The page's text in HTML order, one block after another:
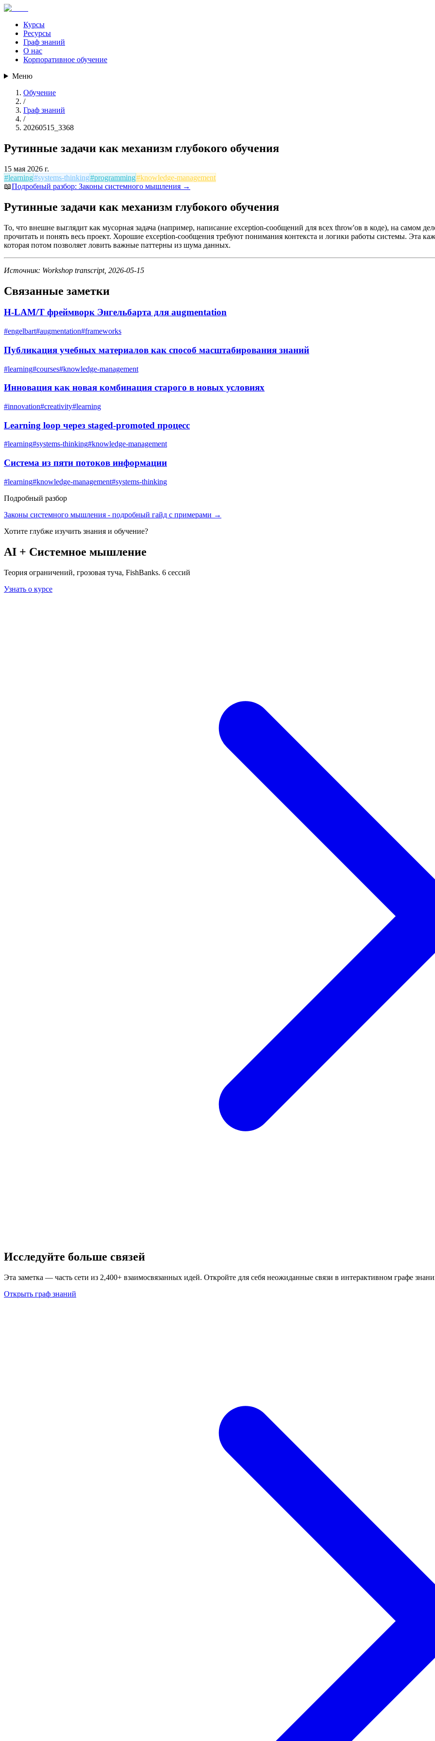
Курсы
Ресурсы
Граф знаний
О нас
Корпоративное обучение
Меню
Обучение
/
Граф знаний
/
20260515_3368
Рутинные задачи как механизм глубокого обучения
15 мая 2026 г.
#learning#systems-thinking#programming#knowledge-management
📖Подробный разбор: Законы системного мышления →
Рутинные задачи как механизм глубокого обучения
То, что внешне выглядит как мусорная задача (например, написание exception-сообщений для всех throw'ов в коде), на самом
прочитать и понять весь проект. Хорошие exception-сообщения требуют понимания контекста и логики работы системы. Эта
которая потом позволяет ловить важные паттерны из шума данных.
Источник: Workshop transcript, 2026-05-15
Связанные заметки
H-LAM/T фреймворк Энгельбарта для augmentation
#engelbart#augmentation#frameworks
Публикация учебных материалов как способ масштабирования знаний
#learning#courses#knowledge-management
Инновация как новая комбинация старого в новых условиях
#innovation#creativity#learning
Learning loop через staged-promoted процесс
#learning#systems-thinking#knowledge-management
Система из пяти потоков информации
#learning#knowledge-management#systems-thinking
Подробный разбор
Законы системного мышления - подробный гайд с примерами →
Хотите глубже изучить знания и обучение?
AI + Системное мышление
Теория ограничений, грозовая туча, FishBanks. 6 сессий
Узнать о курсе
Исследуйте больше связей
Эта заметка — часть сети из 2,400+ взаимосвязанных идей. Откройте для себя неожиданные связи в интерактивном графе
Открыть граф знаний